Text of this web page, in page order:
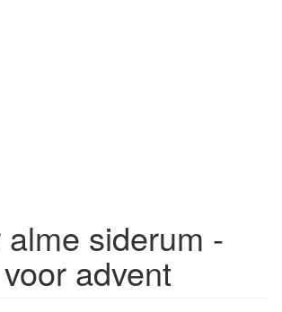
siderum -
advent